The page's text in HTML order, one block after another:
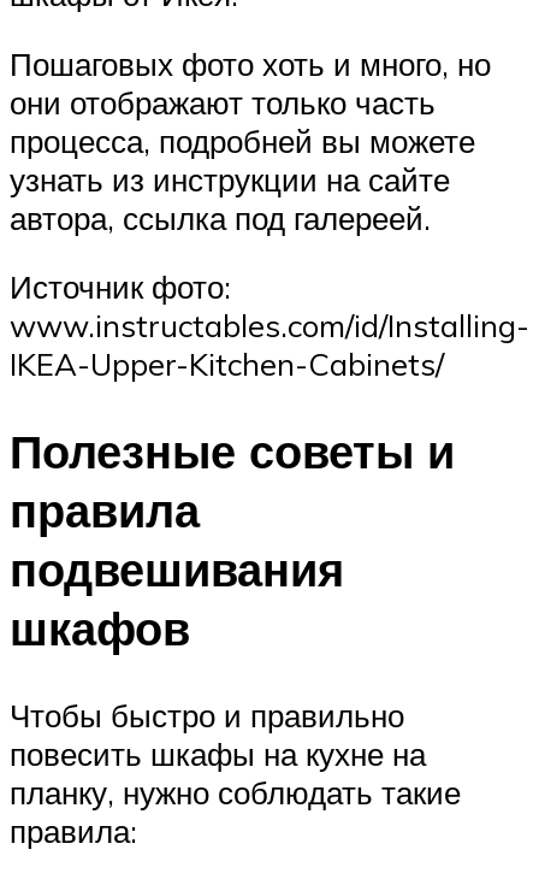
Пошаговых фото хоть и много, но
они отображают только часть
процесса, подробней вы можете
узнать из инструкции на сайте
автора, ссылка под галереей.
Источник фото:
www.instructables.com/id/Installing-
IKEA-Upper-Kitchen-Cabinets/
Полезные советы и
правила
подвешивания
шкафов
Чтобы быстро и правильно
повесить шкафы на кухне на
планку, нужно соблюдать такие
правила: